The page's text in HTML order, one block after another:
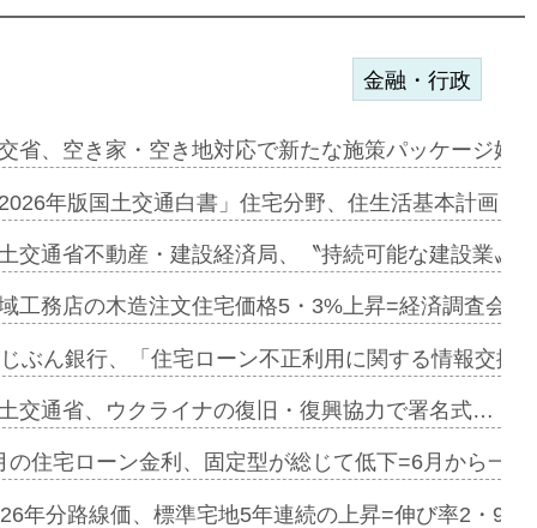
サー契約…
起用…
ミーレキ…
も城南エ…
合型の賃…
ンカフェ…
協業=お互…
コリビング…
金融・行政
省、空き家・空き地対応で新たな施策パッケージ始
年版国土交通白書」住宅分野、住生活基本計画を
交通省不動産・建設経済局、〝持続可能な建設業〟
工務店の木造注文住宅価格5・3%上昇=経済調査会
ぶん銀行、「住宅ローン不正利用に関する情報交換
交通省、ウクライナの復旧・復興協力で署名式…
の住宅ローン金利、固定型が総じて低下=6月から一
年分路線価、標準宅地5年連続の上昇=伸び率2・